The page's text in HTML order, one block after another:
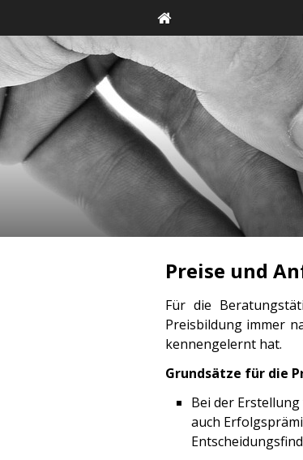
Preise und
Für die
Preisbildung immer
kennengelernt hat.
Grundsätze für die
Bei der
auch